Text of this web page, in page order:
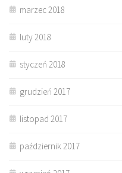
marzec 2018
luty 2018
styczeń 2018
grudzień 2017
listopad 2017
październik 2017